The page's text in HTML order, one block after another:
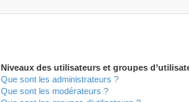
Niveaux des utilisateurs et groupes
Que sont les administrateurs ?
Que sont les modérateurs ?